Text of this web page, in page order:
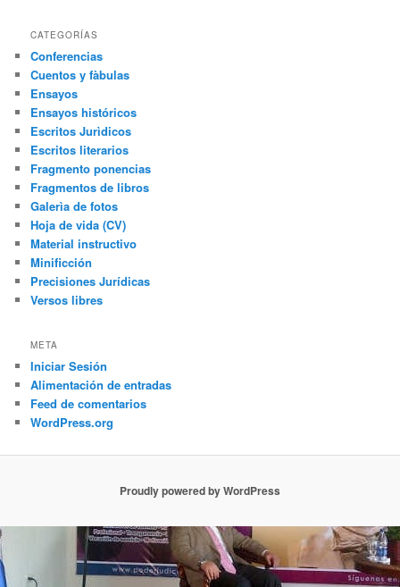
CATEGORÍAS
Conferencias
Cuentos y fàbulas
Ensayos
Ensayos históricos
Escritos Jurìdicos
Escritos literarios
Fragmento ponencias
Fragmentos de libros
Galerìa de fotos
Hoja de vida (CV)
Material instructivo
Minificción
Precisiones Jurídicas
Versos libres
META
Iniciar Sesión
Alimentación de entradas
Feed de comentarios
WordPress.org
Proudly powered by WordPress